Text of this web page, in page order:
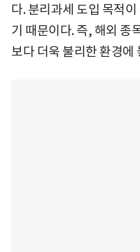
다. 분리과세 도입 목적
기 때문이다. 즉, 해외 종
보다 더욱 불리한 환경에